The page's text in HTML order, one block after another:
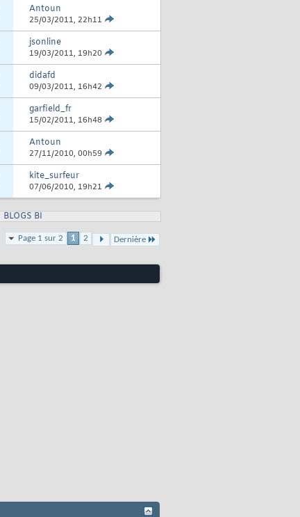
Antoun
25/03/2011, 22h11
jsonline
19/03/2011, 19h20
didafd
09/03/2011, 16h42
garfield_fr
15/02/2011, 16h48
Antoun
27/11/2010, 00h59
kite_surfeur
07/06/2010, 19h21
BLOGS BI
Page 1 sur 2 1 2 Dernière